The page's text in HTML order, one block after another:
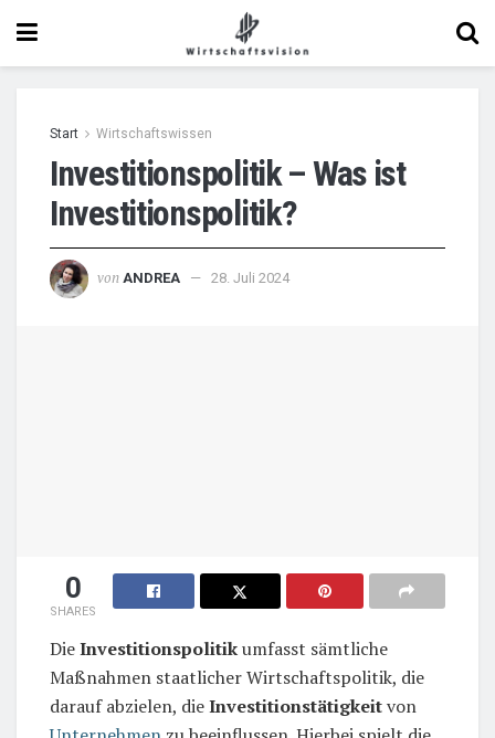
Start Wirtschaftswissen
Investitionspolitik – Was ist
Investitionspolitik?
von ANDREA 28. Juli 2024
0
SHARES
DieInvestitionspolitikumfasst sämtliche
Maßnahmen staatlicher Wirtschaftspolitik, die
darauf abzielen, dieInvestitionstätigkeitvon